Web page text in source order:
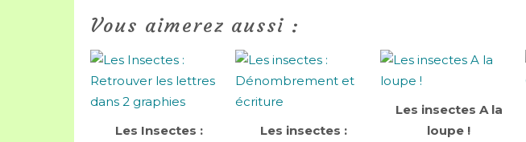
Vous aimerez aussi :
Les Insectes :
Les insectes :
Les insectes A la
loupe !